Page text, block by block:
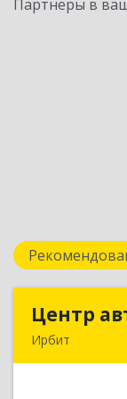
Партнеры в
Центр
Ирбит